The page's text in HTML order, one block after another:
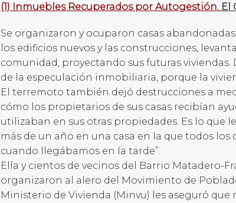
(1) Inmuebles Recuperados por Autogestión. El
Se organizaron y ocuparon casas
los edificios nuevos y las construcciones,
comunidad, proyectando sus futuras
de la especulación inmobiliaria, porque la
El terremoto también dejó destrucciones a
cómo los propietarios de sus casas recibían
utilizaban en sus otras propiedades. Es lo que
más de un año en una casa en la que todos
cuando llegábamos en la tarde”.
Ella y cientos de vecinos del Barrio Matadero-
organizaron al alero del Movimiento de
Ministerio de Vivienda (Minvu) les aseguró